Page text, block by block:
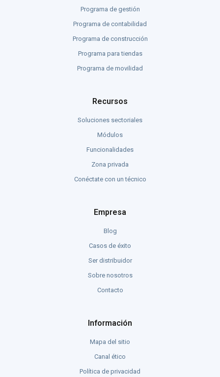
Programa de gestión
Programa de contabilidad
Programa de construcción
Programa para tiendas
Programa de movilidad
Recursos
Soluciones sectoriales
Módulos
Funcionalidades
Zona privada
Conéctate con un técnico
Empresa
Blog
Casos de éxito
Ser distribuidor
Sobre nosotros
Contacto
Información
Mapa del sitio
Canal ético
Política de privacidad